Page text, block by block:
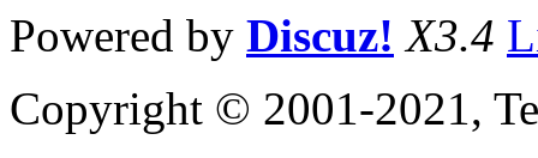
Powered by Discuz! X3.4
Copyright © 2001-2021,